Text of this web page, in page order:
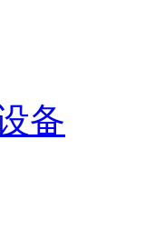
备